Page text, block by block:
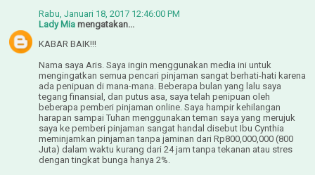
Rabu, Januari 18, 2017 12:46:00 PM
Lady Mia mengatakan...
KABAR BAIK!!!
Nama saya Aris. Saya ingin menggunakan media ini untuk
mengingatkan semua pencari pinjaman sangat berhati-hati karena
ada penipuan di mana-mana. Beberapa bulan yang lalu saya
tegang finansial, dan putus asa, saya telah penipuan oleh
beberapa pemberi pinjaman online. Saya hampir kehilangan
harapan sampai Tuhan menggunakan teman saya yang merujuk
saya ke pemberi pinjaman sangat handal disebut Ibu Cynthia
meminjamkan pinjaman tanpa jaminan dari Rp800,000,000 (800
Juta) dalam waktu kurang dari 24 jam tanpa tekanan atau stres
dengan tingkat bunga hanya 2%.